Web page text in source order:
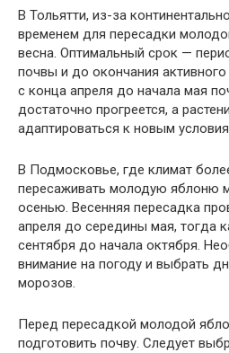
В Тольятти, из-за
временем для пересадки
весна. Оптимальный срок —
почвы и до окончания
с конца апреля до начала мая
достаточно прогреется, а
адаптироваться к новым
В Подмосковье, где климат
пересаживать молодую яблоню
осенью. Весенняя пересадка
апреля до середины мая, тогда
сентября до начала октября.
внимание на погоду и выбрать
морозов.
Перед пересадкой молодой
подготовить почву. Следует